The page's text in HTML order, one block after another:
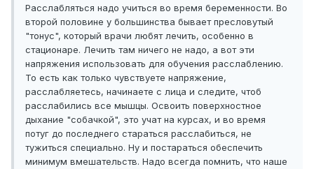
Расслабляться надо учиться во время беременности. Во
второй половине у большинства бывает пресловутый
"тонус", который врачи любят лечить, особенно в
стационаре. Лечить там ничего не надо, а вот эти
напряжения использовать для обучения расслаблению.
То есть как только чувствуете напряжение,
расслабляетесь, начинаете с лица и следите, чтоб
расслабились все мышцы. Освоить поверхностное
дыхание "собачкой", это учат на курсах, и во время
потуг до последнего стараться расслабиться, не
тужиться специально. Ну и постараться обеспечить
минимум вмешательств. Надо всегда помнить, что наше